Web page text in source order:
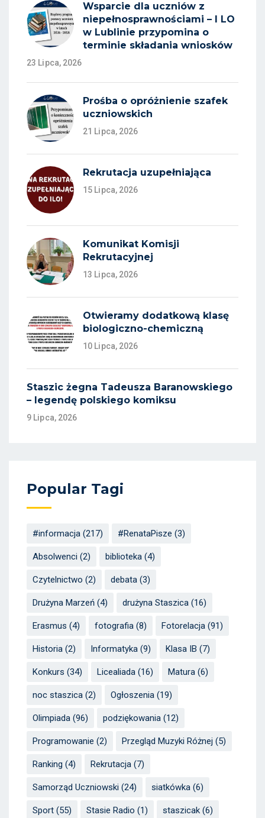
Wsparcie dla uczniów z
niepełnosprawnościami – I LO
w Lublinie przypomina o
terminie składania wniosków
23 Lipca, 2026
Prośba o opróżnienie szafek
uczniowskich
21 Lipca, 2026
Rekrutacja uzupełniająca
15 Lipca, 2026
Komunikat Komisji
Rekrutacyjnej
13 Lipca, 2026
Otwieramy dodatkową klasę
biologiczno-chemiczną
10 Lipca, 2026
Staszic żegna Tadeusza Baranowskiego
– legendę polskiego komiksu
9 Lipca, 2026
Popular Tagi
#informacja (217) #RenataPisze (3)
Absolwenci (2) biblioteka (4)
Czytelnictwo (2) debata (3)
Drużyna Marzeń (4) drużyna Staszica (16)
Erasmus (4) fotografia (8) Fotorelacja (91)
Historia (2) Informatyka (9) Klasa IB (7)
Konkurs (34) Licealiada (16) Matura (6)
noc staszica (2) Ogłoszenia (19)
Olimpiada (96) podziękowania (12)
Programowanie (2) Przegląd Muzyki Różnej (5)
Ranking (4) Rekrutacja (7)
Samorząd Uczniowski (24) siatkówka (6)
Sport (55) Stasie Radio (1) staszicak (6)